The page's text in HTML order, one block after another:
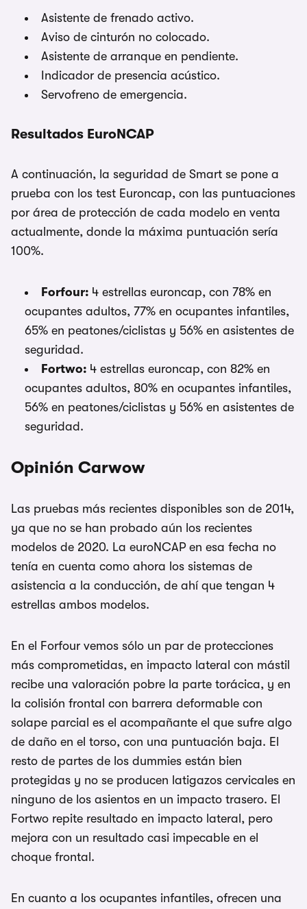
Asistente de frenado activo.
Aviso de cinturón no colocado.
Asistente de arranque en pendiente.
Indicador de presencia acústico.
Servofreno de emergencia.
Resultados EuroNCAP
A continuación, la seguridad de Smart se pone a
prueba con los test Euroncap, con las puntuaciones
por área de protección de cada modelo en venta
actualmente, donde la máxima puntuación sería
100%.
Forfour: 4 estrellas euroncap, con 78% en
ocupantes adultos, 77% en ocupantes infantiles,
65% en peatones/ciclistas y 56% en asistentes de
seguridad.
Fortwo: 4 estrellas euroncap, con 82% en
ocupantes adultos, 80% en ocupantes infantiles,
56% en peatones/ciclistas y 56% en asistentes de
seguridad.
Opinión Carwow
Las pruebas más recientes disponibles son de 2014,
ya que no se han probado aún los recientes
modelos de 2020. La euroNCAP en esa fecha no
tenía en cuenta como ahora los sistemas de
asistencia a la conducción, de ahí que tengan 4
estrellas ambos modelos.
En el Forfour vemos sólo un par de protecciones
más comprometidas, en impacto lateral con mástil
recibe una valoración pobre la parte torácica, y en
la colisión frontal con barrera deformable con
solape parcial es el acompañante el que sufre algo
de daño en el torso, con una puntuación baja. El
resto de partes de los dummies están bien
protegidas y no se producen latigazos cervicales en
ninguno de los asientos en un impacto trasero. El
Fortwo repite resultado en impacto lateral, pero
mejora con un resultado casi impecable en el
choque frontal.
En cuanto a los ocupantes infantiles, ofrecen una